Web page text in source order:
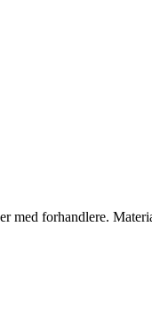
med forhandlere.